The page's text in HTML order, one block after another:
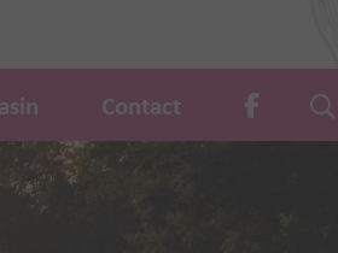
Contact